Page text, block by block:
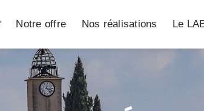
Notre offre Nos réalisations Le